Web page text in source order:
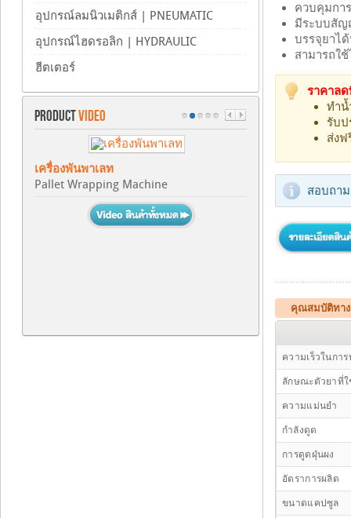
ควบคุมกา
มีระบบสัญ
บรรจุยาไ
สามารถใ
ราคาล
ทำน้
รับป
ส่ง
สอบถา
คุณสมบัติทาง
ความเร็วในการ
ลักษณะตัวยาที่ใ
ความแม่นยำ
กำลังดูด
การดูดฝุ่นผง
อัตราการผลิต
ขนาดแคปซูล
อุปกรณ์ลมนิวเมติกส์ | PNEUMATIC
อุปกรณ์ไฮดรอลิก | HYDRAULIC
ฮีตเตอร์
PRODUCTVIDEO
เครื่องพันพาเลท
Pallet Wrapping Machine